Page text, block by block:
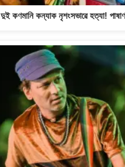
দুই কণমানি কন্যাক নৃশংসভাৱে হত্যা!